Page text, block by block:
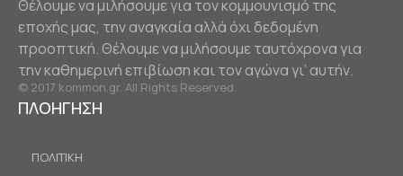
Θέλουμε να μιλήσουμε για τον κομμουνισμό της
εποχής μας, την αναγκαία αλλά όχι δεδομένη
προοπτική. Θέλουμε να μιλήσουμε ταυτόχρονα για
την καθημερινή επιβίωση και τον αγώνα γι’ αυτήν.
© 2017 kommon.gr. All Rights Reserved.
ΠΛΟΗΓΗΣΗ
ΠΟΛΙΤΙΚΗ